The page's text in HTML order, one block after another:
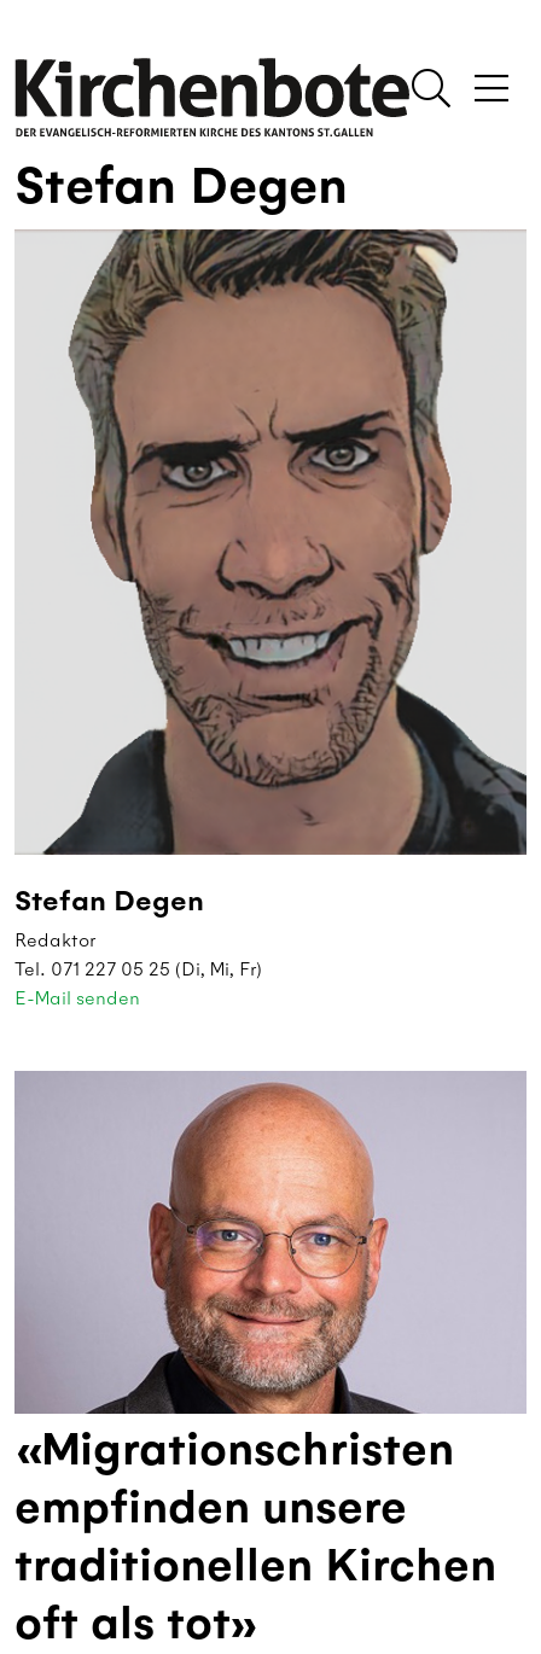
Stefan Degen
Stefan Degen
Redaktor
Tel. 071 227 05 25 (Di, Mi, Fr)
E-Mail senden
«Migrationschristen
empfinden unsere
traditionellen Kirchen
oft als tot»